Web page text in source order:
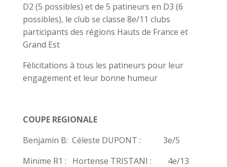
D2 (5 possibles) et de 5 patineurs en D3 (6
possibles), le club se classe 8e/11 clubs
participants des régions Hauts de France et
Grand Est
Félicitations à tous les patineurs pour leur
engagement et leur bonne humeur
COUPE REGIONALE
Benjamin B: Céleste DUPONT : 3e/5
Minime R1 : Hortense TRISTANI : 4e/13